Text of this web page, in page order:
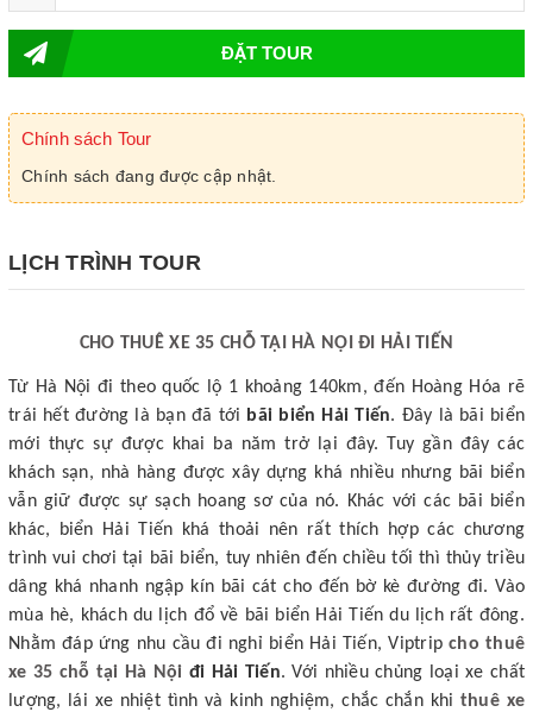
ĐẶT TOUR
Chính sách Tour
Chính sách đang được cập nhật.
LỊCH TRÌNH TOUR
CHO THUÊ XE 35 CHỖ TẠI HÀ NỘI ĐI HẢI TIẾN
Từ Hà Nội đi theo quốc lộ 1 khoảng 140km, đến Hoàng Hóa rẽ
trái hết đường là bạn đã tới bãi biển Hải Tiến. Đây là bãi biển
mới thực sự được khai ba năm trở lại đây. Tuy gần đây các
khách sạn, nhà hàng được xây dựng khá nhiều nhưng bãi biển
vẫn giữ được sự sạch hoang sơ của nó. Khác với các bãi biển
khác, biển Hải Tiến khá thoải nên rất thích hợp các chương
trình vui chơi tại bãi biển, tuy nhiên đến chiều tối thì thủy triều
dâng khá nhanh ngập kín bãi cát cho đến bờ kè đường đi. Vào
mùa hè, khách du lịch đổ về bãi biển Hải Tiến du lịch rất đông.
Nhằm đáp ứng nhu cầu đi nghỉ biển Hải Tiến, Viptripcho thuê
xe 35 chỗ tại Hà Nội đi Hải Tiến. Với nhiều chủng loại xe chất
lượng, lái xe nhiệt tình và kinh nghiệm, chắc chắn khi thuê xe